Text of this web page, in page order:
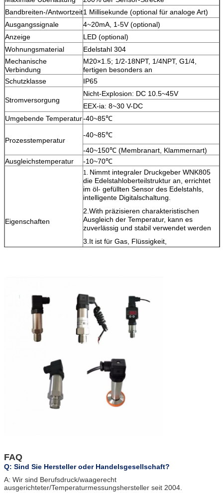
Bandbreiten-/Antwortzeit1 Millisekunde (optional für analoge Art)
Ausgangssignale
4~20mA, 1-5V (optional)
Anzeige
LED (optional)
Wohnungsmaterial
Edelstahl 304
Mechanische
Verbindung
M20×1.5; 1/2-18NPT, 1/4NPT, G1/4,
fertigen besonders an
Schutzklasse
IP65
Stromversorgung
Nicht-Explosion: DC 10.5~45V
EEX-ia: 8~30 V-DC
Umgebende Temperatur-40~85℃
Prozesstemperatur
-40~85℃
-40~150℃ (Membranart, Klammernart)
Ausgleichstemperatur
-10~70℃
Eigenschaften
1. Nimmt integraler Druckgeber WNK805
die Edelstahloberteilstruktur an, errichtet
im öl- gefüllten Sensor des Edelstahls,
intelligente Digitalschaltung.
2.With präzisieren charakteristischen
Ausgleich der Temperatur, kann es
zuverlässig und stabil verwendet werden
3.It ist für Gas, Flüssigkeit,
Dampfdruckmessung und Druckmessung
FAQ
Q: Sind Sie Hersteller oder Handelsgesellschaft?
A: Wir sind Berufsdruck/waagerecht
ausgerichteter/Temperaturmessungshersteller seit 2004.